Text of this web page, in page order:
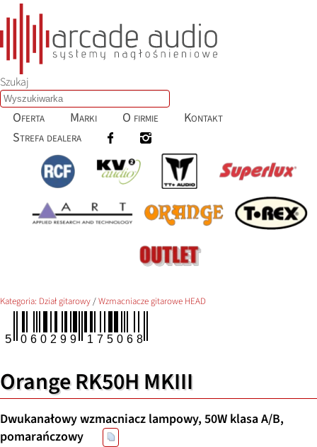
Szukaj
Oferta Marki O firmie
Kontakt
Strefa dealera
Kategoria: Dział gitarowy/Wzmacniacze gitarowe HEAD
Orange RK50H MKIII
Dwukanałowy wzmacniacz lampowy, 50W klasa A/B,
pomarańczowy